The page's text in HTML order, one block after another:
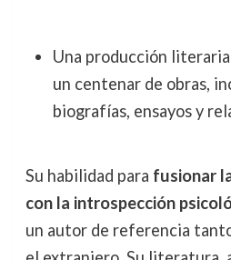
Una producción literaria
un centenar de obras,
biografías, ensayos y
Su habilidad para fusionar
con la introspección
un autor de referencia